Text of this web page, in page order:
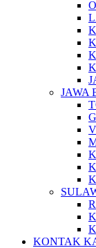
JAWA
KONTAK